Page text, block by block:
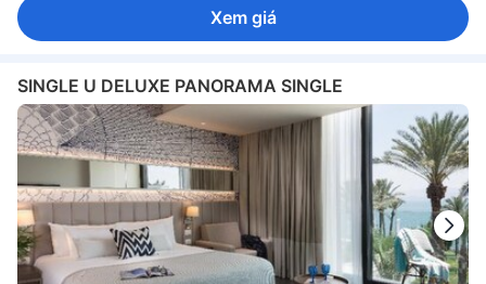
Xem giá
SINGLE U DELUXE PANORAMA SINGLE